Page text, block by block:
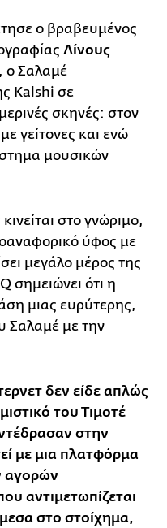
ο βραβευμένος
Λίνους
ο Σαλαμέ
Kalshi σε
σκηνές: στον
γείτονες και ενώ
μουσικών
στο γνώριμο,
ύφος με
μεγάλο μέρος της
σημειώνει ότι η
μιας ευρύτερης,
Σαλαμέ με την
δεν είδε απλώς
του Τιμοτέ
στην
με μια πλατφόρμα
αγορών
αντιμετωπίζεται
στο στοίχημα,